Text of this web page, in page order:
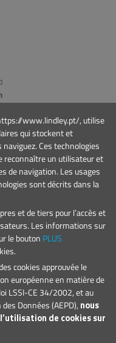
www.lindley.pt/, utilise
qui stockent et
Ces technologies
reconnaître un utilisateur et
de navigation. Les usages
sont décrits dans la
et de tiers pour l’accès et
Les informations sur
le bouton PLUS
cookies approuvée le
européenne en matière de
LSSI-CE 34/2002, et au
Données (AEPD), nous
de cookies sur